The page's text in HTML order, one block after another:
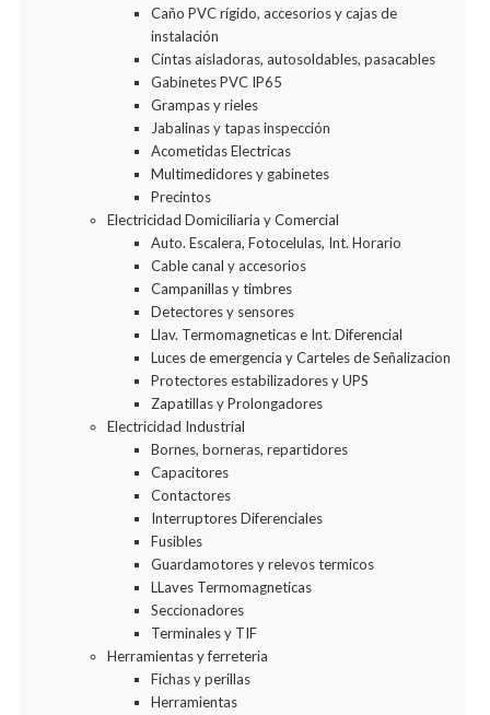
Caño PVC rígido, accesorios y cajas de
instalación
Cintas aisladoras, autosoldables, pasacables
Gabinetes PVC IP65
Grampas y rieles
Jabalinas y tapas inspección
Acometidas Electricas
Multimedidores y gabinetes
Precintos
Electricidad Domiciliaria y Comercial
Auto. Escalera, Fotocelulas, Int. Horario
Cable canal y accesorios
Campanillas y timbres
Detectores y sensores
Llav. Termomagneticas e Int. Diferencial
Luces de emergencia y Carteles de Señalizacion
Protectores estabilizadores y UPS
Zapatillas y Prolongadores
Electricidad Industrial
Bornes, borneras, repartidores
Capacitores
Contactores
Interruptores Diferenciales
Fusibles
Guardamotores y relevos termicos
LLaves Termomagneticas
Seccionadores
Terminales y TIF
Herramientas y ferreteria
Fichas y perillas
Herramientas